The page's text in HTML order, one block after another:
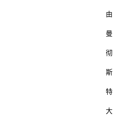
由
曼
彻
斯
特
大